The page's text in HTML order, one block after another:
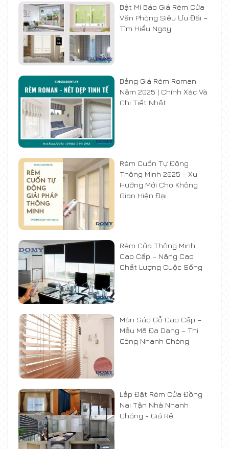
Bật Mí Báo Giá Rèm Cửa
Văn Phòng Siêu Ưu Đãi –
Tìm Hiểu Ngay
Bảng Giá Rèm Roman
Năm 2025 | Chính Xác Và
Chi Tiết Nhất
Rèm Cuốn Tự Động
Thông Minh 2025 - Xu
Hướng Mới Cho Không
Gian Hiện Đại
Rèm Cửa Thông Minh
Cao Cấp – Nâng Cao
Chất Lượng Cuộc Sống
Màn Sáo Gỗ Cao Cấp –
Mẫu Mã Đa Dạng – Thi
Công Nhanh Chóng
Lắp Đặt Rèm Cửa Đồng
Nai Tận Nhà Nhanh
Chóng - Giá Rẻ